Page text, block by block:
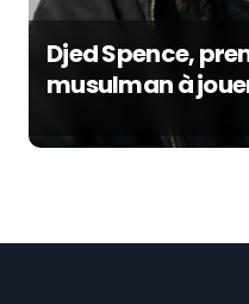
Djed Spence,
musulman à
parcours au